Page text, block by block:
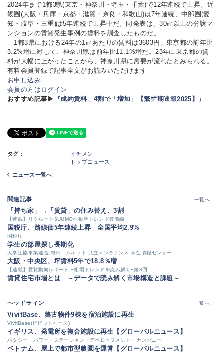
2024年まで1都3県(東京・神奈川・埼玉・千葉)で12年連続で上昇。近
畿圏(大阪・兵庫・京都・滋賀・奈良・和歌山)は7年連続、中部圏(愛
知・岐阜・三重)は5年連続で上昇中だ。同発表は、30㎡以上の分譲マ
ンションの賃貸発生事例の賃料を調査したものだ。
1都3県における24年の1㎡あたりの賃料は3603円。東京都の前年比
3.2%増に対して、神奈川県は前年比11.1%増だ。23年に東京都の賃
料が大幅に上がったことから、神奈川県に需要が流れたとみられる。
有料会員登録で記事全文がお読みいただけます
お申し込み
会員の方はログイン
おすすめ記事▶
『成約賃料、4割で「増加」【繁忙期速報2025】』
タグ：
イチメン
トップニュース
ニュース一覧へ
関連記事 一覧へ
「持ち家」→「賃貸」の住み替え、3割
【連載】リクルートSUUMO不動産トレンド最前線
国税庁、路線価5年連続上昇 全国平均2.9%
国税庁
学生の部屋探し長期化
大学生協事業連合,毎日コムネット,共立メンテナンス,学生情報センター
大阪・中央区、坪賃料5年で18.8％増
【連載】賃貸動向レポート −相場トレンドを読み解く−第3回
賃貸住宅市場とは ～データで読み解く市場構造と課題～
ヘッドライン 一覧へ
VivitBase、築古物件9棟を宿泊施設に再生
VivitBase(ビビットベース)
イギリス、発電所を複合施設に再生【グローバルニュース】
バタシー・パワー・ステーション・デベロップメント・カンパニー
ベトナム、屋上で都市型農園を運営【グローバルニュース】